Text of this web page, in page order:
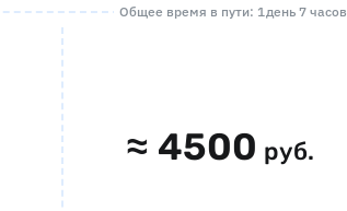
Общее время в пути: 1 день 7 часов
≈ 4500 руб.